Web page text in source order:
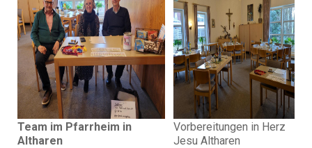
Team im Pfarrheim in
Altharen
Vorbereitungen in Herz
Jesu Altharen